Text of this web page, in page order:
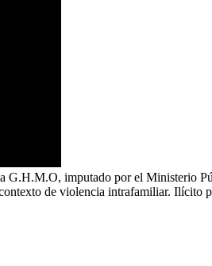
G.H.M.O, imputado por el Ministerio
de violencia intrafamiliar. Ilícito